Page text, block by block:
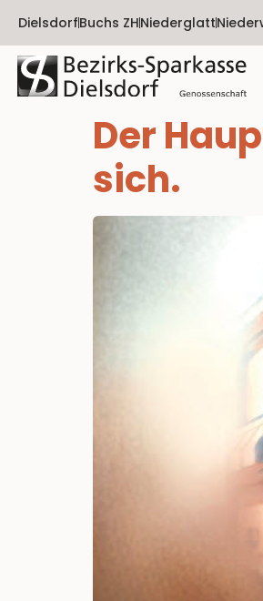
DielsdorfBuchs ZHNiederglatt
Der
sich.